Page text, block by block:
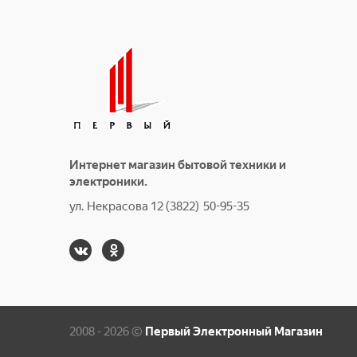
Интернет магазин бытовой техники и
электроники.
ул. Некрасова 12 (3822) 50-95-35
2008 - 2026 © Первый Электронный Магазин